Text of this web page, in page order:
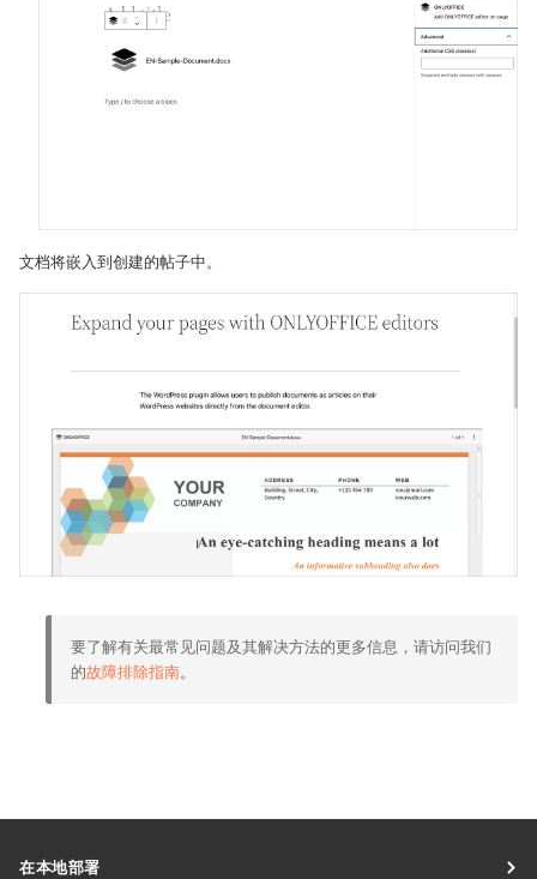
文档将嵌入到创建的帖子中。
要了解有关最常见问题及其解决方法的更多信息，请访问我们
的故障排除指南。
在本地部署